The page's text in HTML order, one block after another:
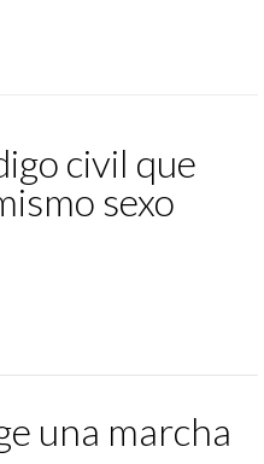
civil que
sexo
una marcha